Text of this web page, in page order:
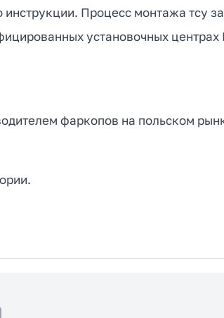
Процесс монтажа тсу
установочных центрах
фаркопов на польском